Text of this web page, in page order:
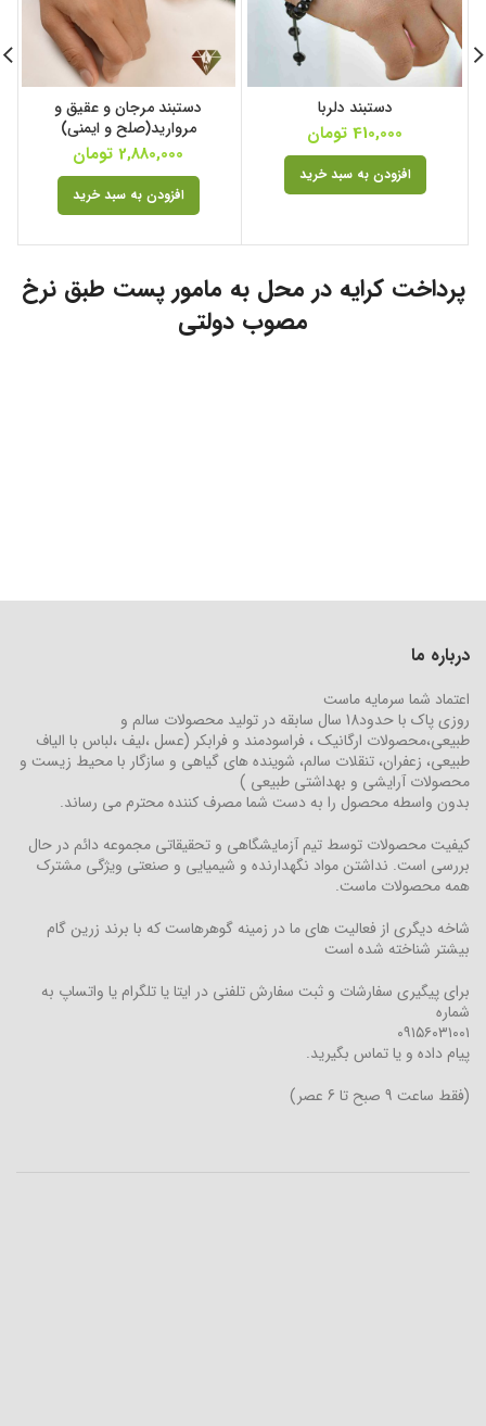
دستبند دلربا
410,000 تومان
افزودن به سبد خرید
دستبند مرجان و عقیق و
مروارید(صلح و ایمنی)
2,880,000 تومان
افزودن به سبد خرید
پرداخت کرایه در محل به مامور پست طبق نرخ
مصوب دولتی
درباره ما
اعتماد شما سرمایه ماست
روزی پاک با حدود18 سال سابقه در تولید محصولات سالم و
طبیعی،محصولات ارگانیک ، فراسودمند و فرابکر (عسل ،لیف ،لباس با الیاف
طبیعی، زعفران، تنقلات سالم، شوینده های گیاهی و سازگار با محیط زیست و
محصولات آرایشی و بهداشتی طبیعی )
بدون واسطه محصول را به دست شما مصرف کننده محترم می رساند.
کیفیت محصولات توسط تیم آزمایشگاهی و تحقیقاتی مجموعه دائم در حال
بررسی است. نداشتن مواد نگهدارنده و شیمیایی و صنعتی ویژگی مشترک
همه محصولات ماست.
شاخه دیگری از فعالیت های ما در زمینه گوهرهاست که با برند زرین گام
بیشتر شناخته شده است
برای پیگیری سفارشات و ثبت سفارش تلفنی در ایتا یا تلگرام یا واتساپ به
شماره
۰۹۱۵۶۰۳۱۰۰۱
پیام داده و یا تماس بگیرید.
(فقط ساعت 9 صبح تا 6 عصر)